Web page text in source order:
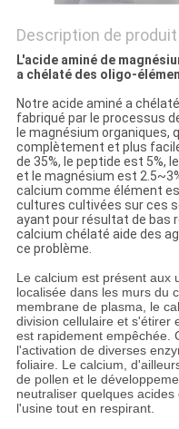
Description de produit
L'acide aminé de
a chélaté des oligo-
Notre acide aminé a
fabriqué par le processus
le magnésium organiques,
complètement et plus
de 35%, le peptide est 5%,
et le magnésium est
calcium comme élément
cultures cultivées sur ces
ayant pour résultat de bas
calcium chélaté aide des
ce problème.
Le calcium est présent aux
localisée dans les murs du
membrane de plasma, le
division cellulaire et s'étirer
est rapidement empêchée.
l'activation de diverses
foliaire. Le calcium,
de pollen et le
neutraliser quelques
l'usine tout en respirant.